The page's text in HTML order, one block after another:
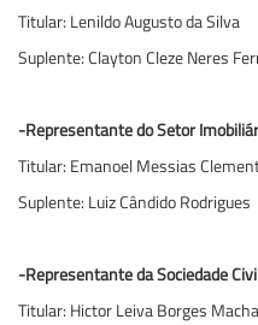
Titular: Lenildo Augusto da Silva
Suplente: Clayton Cleze Neres
-Representante do Setor
Titular: Emanoel Messias
Suplente: Luiz Cândido Rodrigues
-Representante da Sociedade
Titular: Hictor Leiva Borges